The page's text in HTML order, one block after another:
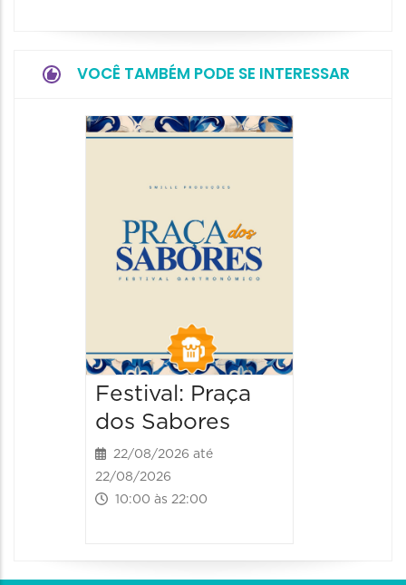
VOCÊ TAMBÉM PODE SE INTERESSAR
Festival: Praça
dos Sabores
22/08/2026 até
22/08/2026
10:00 às 22:00